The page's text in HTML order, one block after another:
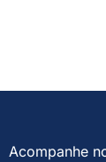
Acompanhe